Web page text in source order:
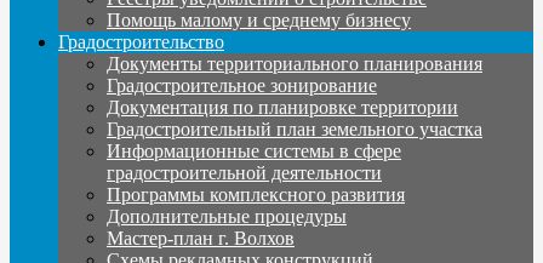
Помощь малому и среднему бизнесу
Градостроительство
Документы территориального планирования
Градостроительное зонирование
Документация по планировке территории
Градостроительный план земельного участка
Информационные системы в сфере
градостроительной деятельности
Программы комплексного развития
Дополнительные процедуры
Мастер-план г. Волхов